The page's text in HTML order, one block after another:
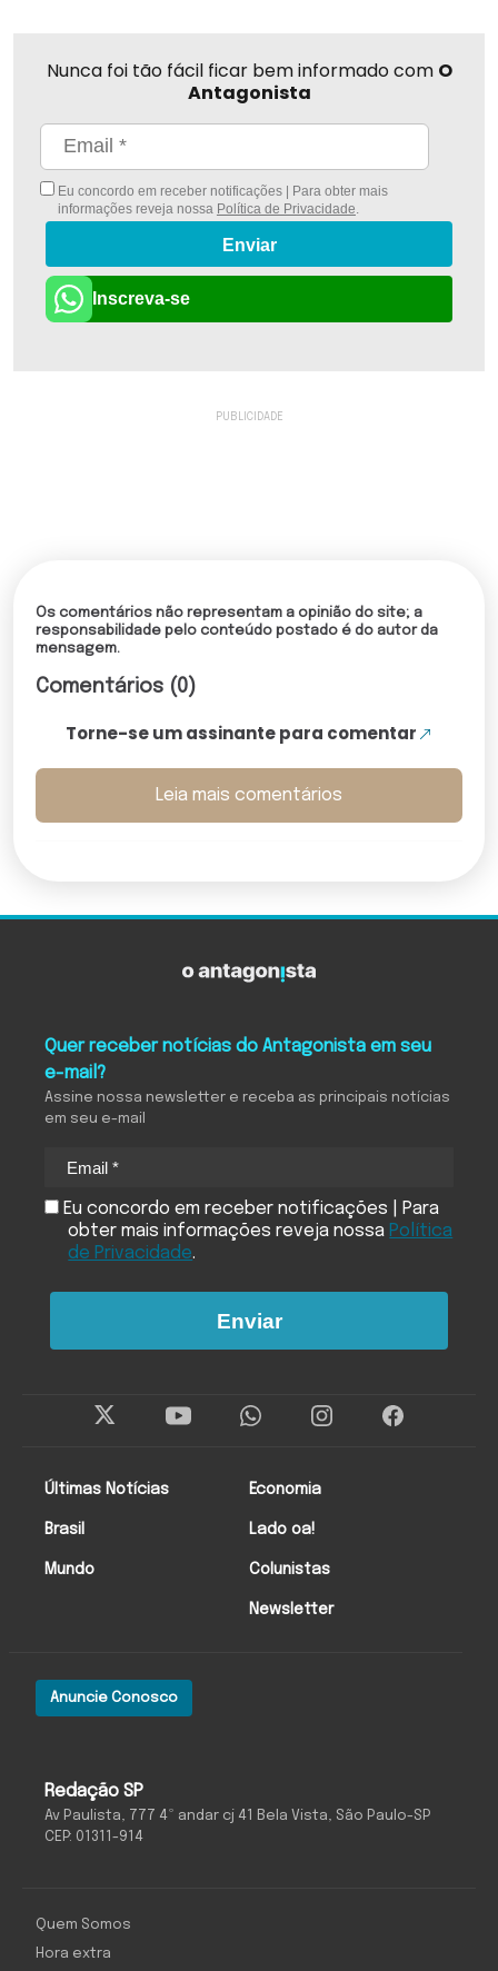
Nunca foi tão fácil ficar bem informado com O
Antagonista
Eu concordo em receber notificações | Para obter mais
informações reveja nossa Política de Privacidade
Enviar
Inscreva-se
Os comentários não representam a opinião do site; a
responsabilidade pelo conteúdo postado é do autor da
mensagem.
Comentários (0)
Torne-se um assinante para comentar
Leia mais comentários
Redação SP
Av Paulista, 777 4º andar cj 41 Bela Vista, São Paulo-SP
CEP: 01311-914
Anuncie Conosco
Últimas Notícias
Brasil
Mundo
Economia
Lado oa!
Colunistas
Newsletter
Quer receber notícias do Antagonista em seu
e-mail?
Assine nossa newsletter e receba as principais notícias
em seu e-mail
Eu concordo em receber notificações | Para
obter mais informações reveja nossa Política
de Privacidade.
Enviar
Quem Somos
Hora extra